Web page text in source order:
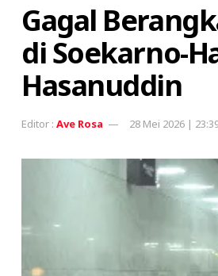
Gagal
di Soekarno-
Hasanuddin
Ave Rosa 28 Mei 2026 |